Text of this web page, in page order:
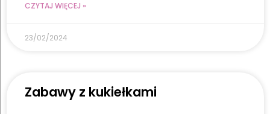
CZYTAJ WIĘCEJ »
23/02/2024
Zabawy z kukiełkami